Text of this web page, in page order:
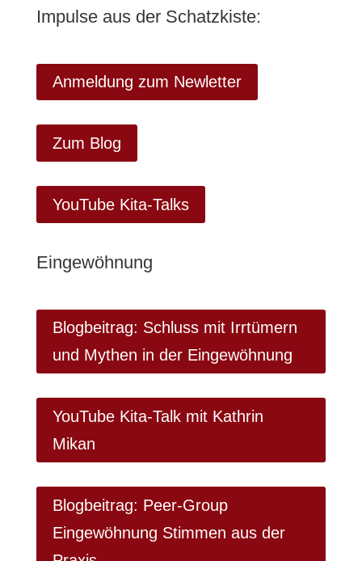
Impulse aus der Schatzkiste:
Anmeldung zum Newletter
Zum Blog
YouTube Kita-Talks
Eingewöhnung
Blogbeitrag: Schluss mit Irrtümern
und Mythen in der Eingewöhnung
YouTube Kita-Talk mit Kathrin
Mikan
Blogbeitrag: Peer-Group
Eingewöhnung Stimmen aus der